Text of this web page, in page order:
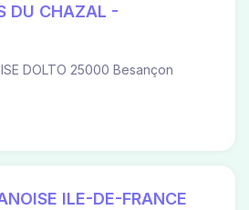
DU CHAZAL -
DOLTO 25000 Besançon
ILE-DE-FRANCE